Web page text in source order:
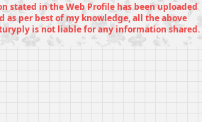
stated in the Web Profile has been uploaded
as per best of my knowledge, all the above
is not liable for any information shared.